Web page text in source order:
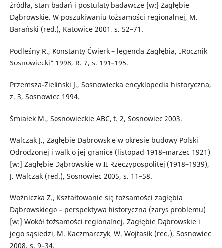
źródła, stan badań i postulaty badawcze [w:] Zagłębie
Dąbrowskie. W poszukiwaniu tożsamości regionalnej, M.
Barański (red.), Katowice 2001, s. 52–71.
Podleśny R., Konstanty Ćwierk – legenda Zagłębia, „Rocznik
Sosnowiecki” 1998, R. 7, s. 191–195.
Przemsza-Zieliński J., Sosnowiecka encyklopedia historyczna,
z. 3, Sosnowiec 1994.
Śmiałek M., Sosnowieckie ABC, t. 2, Sosnowiec 2003.
Walczak J., Zagłębie Dąbrowskie w okresie budowy Polski
Odrodzonej i walk o jej granice (listopad 1918–marzec 1921)
[w:] Zagłębie Dąbrowskie w II Rzeczypospolitej (1918–1939),
J. Walczak (red.), Sosnowiec 2005, s. 11–58.
Woźniczka Z., Kształtowanie się tożsamości zagłębia
Dąbrowskiego – perspektywa historyczna (zarys problemu)
[w:] Wokół tożsamości regionalnej. Zagłębie Dąbrowskie i
jego sąsiedzi, M. Kaczmarczyk, W. Wojtasik (red.), Sosnowiec
2008, s. 9–34.